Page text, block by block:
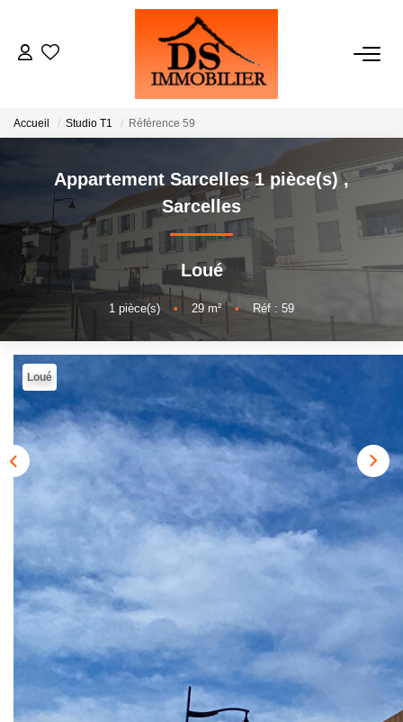
ACHATS
ESTIMATION
GESTION
NOTRE AGENCE
RECRUTEMENT
CONTACT
Accueil Studio T1 Référence 59
Appartement Sarcelles 1 pièce(s),
Sarcelles
Loué
1 pièce(s) • 29 m² • Réf : 59
Loué
Description